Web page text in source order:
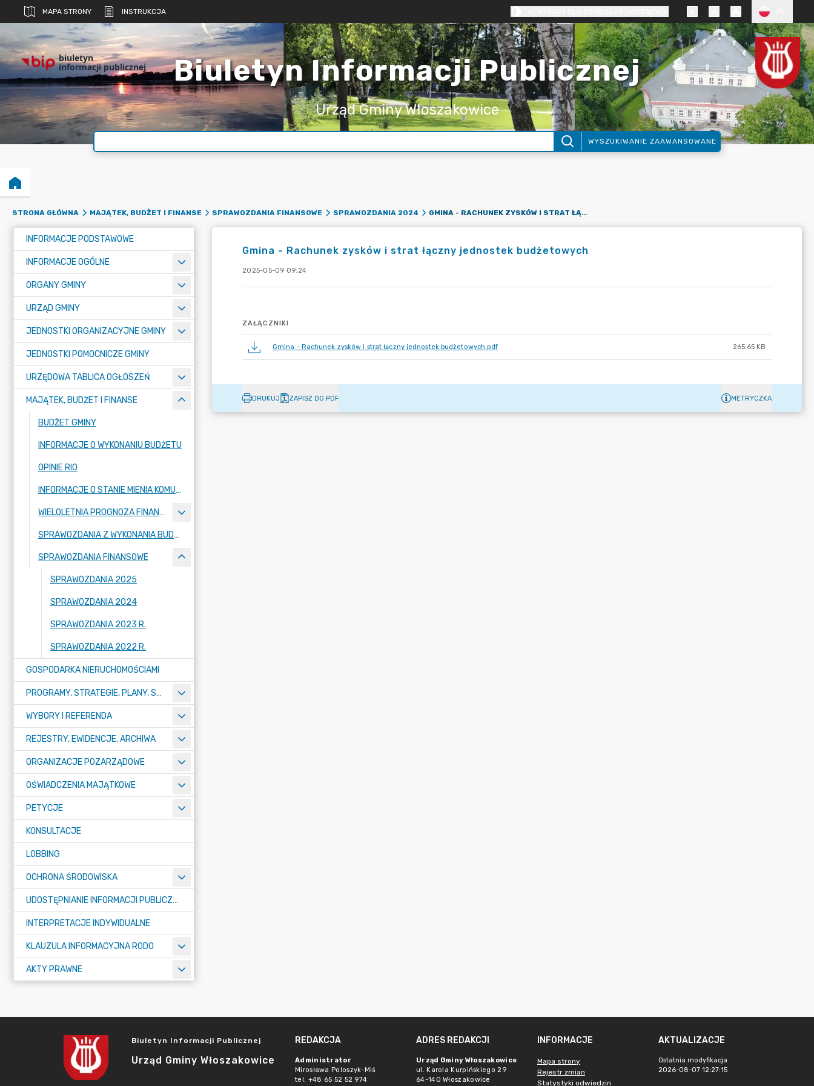
MAPA STRONY INSTRUKCJA
biuletyn
informacji publicznej Biuletyn Informacji Publicznej
Urząd Gminy Włoszakowice
WYSZUKIWANIE ZAAWANSOWANE
STRONA GŁÓWNA MAJĄTEK, BUDŻET I FINANSE SPRAWOZDANIA FINANSOWE SPRAWOZDANIA 2024 GMINA - RACHUNEK ZYSKÓW I STRAT ŁĄCZNY JEDNOSTEK BUDŻETOWYCH
INFORMACJE PODSTAWOWE
INFORMACJE OGÓLNE
ORGANY GMINY
URZĄD GMINY
JEDNOSTKI ORGANIZACYJNE GMINY
JEDNOSTKI POMOCNICZE GMINY
URZĘDOWA TABLICA OGŁOSZEŃ
MAJĄTEK, BUDŻET I FINANSE
BUDŻET GMINY
INFORMACJE O WYKONANIU BUDŻETU
OPINIE RIO
INFORMACJE O STANIE MIENIA KOMUNALNEGO
WIELOLETNIA PROGNOZA FINANSOWA
SPRAWOZDANIA Z WYKONANIA BUDŻETU
SPRAWOZDANIA FINANSOWE
SPRAWOZDANIA 2025
SPRAWOZDANIA 2024
SPRAWOZDANIA 2023 R.
SPRAWOZDANIA 2022 R.
GOSPODARKA NIERUCHOMOŚCIAMI
PROGRAMY, STRATEGIE, PLANY, SPRAWOZDANIA I OPRACOWANIA
WYBORY I REFERENDA
REJESTRY, EWIDENCJE, ARCHIWA
ORGANIZACJE POZARZĄDOWE
OŚWIADCZENIA MAJĄTKOWE
PETYCJE
KONSULTACJE
LOBBING
OCHRONA ŚRODOWISKA
UDOSTĘPNIANIE INFORMACJI PUBLICZNEJ
INTERPRETACJE INDYWIDUALNE
KLAUZULA INFORMACYJNA RODO
AKTY PRAWNE
Gmina - Rachunek zysków i strat łączny jednostek budżetowych
2025-05-09 09:24
ZAŁĄCZNIKI
Gmina - Rachunek zysków i strat łączny jednostek budżetowych.pdf 265.65 KB
DRUKUJ ZAPISZ DO PDF METRYCZKA
Biuletyn Informacji Publicznej
Urząd Gminy Włoszakowice
REDAKCJA
Administrator
Mirosława Poloszyk-Miś
tel. +48 65 52 52 974
ADRES REDAKCJI
Urząd Gminy Włoszakowice
ul. Karola Kurpińskiego 29
64-140 Włoszakowice
INFORMACJE
Mapa strony
Rejestr zmian
Statystyki odwiedzin
AKTUALIZACJE
Ostatnia modyfikacja
2026-08-07 12:27:15